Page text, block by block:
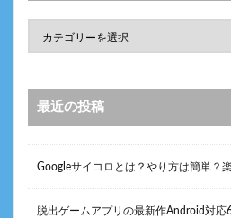
最近の投稿
Googleサイコロとは？やり方は簡単？
脱出ゲームアプリの最新作Android対応